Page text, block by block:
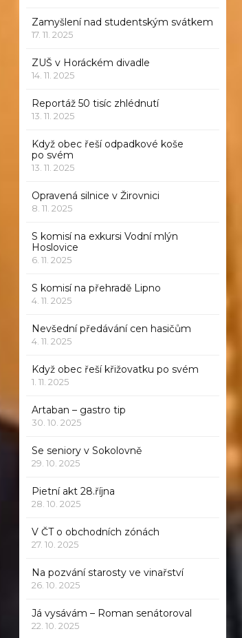
Zamyšlení nad studentským svátkem
17. 11. 2025
ZUŠ v Horáckém divadle
14. 11. 2025
Reportáž 50 tisíc zhlédnutí
13. 11. 2025
Když obec řeší odpadkové koše
po svém
13. 11. 2025
Opravená silnice v Žirovnici
8. 11. 2025
S komisí na exkursi Vodní mlýn
Hoslovice
6. 11. 2025
S komisí na přehradě Lipno
4. 11. 2025
Nevšední předávání cen hasičům
4. 11. 2025
Když obec řeší křižovatku po svém
1. 11. 2025
Artaban – gastro tip
30. 10. 2025
Se seniory v Sokolovně
29. 10. 2025
Pietní akt 28.října
28. 10. 2025
V ČT o obchodních zónách
27. 10. 2025
Na pozvání starosty ve vinařství
26. 10. 2025
Já vysávám – Roman senátoroval
22. 10. 2025